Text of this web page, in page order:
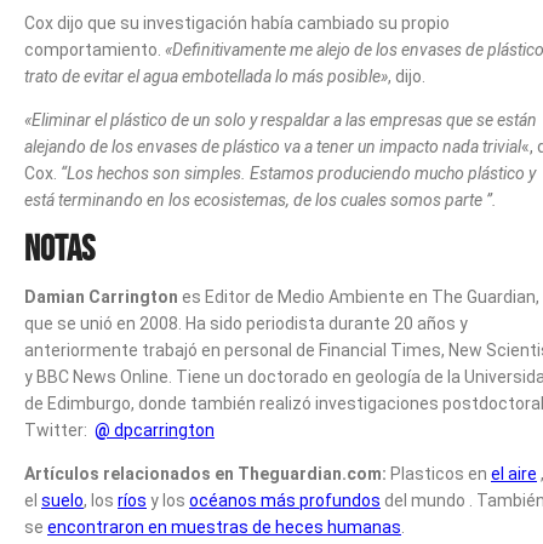
Cox dijo que su investigación había cambiado su propio
comportamiento. «Definitivamente me alejo de los envases de
trato de evitar el agua embotellada lo más posible», dijo.
«Eliminar el plástico de un solo y respaldar a las empresas que se están
alejando de los envases de plástico va a tener un impacto nada trivial«,
Cox. “Los hechos son simples. Estamos produciendo mucho plástico y
está terminando en los ecosistemas, de los cuales somos parte ”.
Notas
Damian Carrington es Editor de Medio Ambiente en The Guardian,
que se unió en 2008. Ha sido periodista durante 20 años y
anteriormente trabajó en personal de Financial Times, New
y BBC News Online. Tiene un doctorado en geología de la
de Edimburgo, donde también realizó investigaciones
Twitter: @ dpcarrington
Artículos relacionados en Theguardian.com: Plasticos en el aire ,
el suelo, los ríos y los océanos más profundos del mundo .
se encontraron en muestras de heces humanas